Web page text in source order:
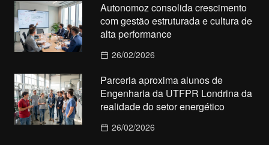
Autonomoz consolida crescimento
com gestão estruturada e cultura de
alta performance
26/02/2026
Parceria aproxima alunos de
Engenharia da UTFPR Londrina da
realidade do setor energético
26/02/2026